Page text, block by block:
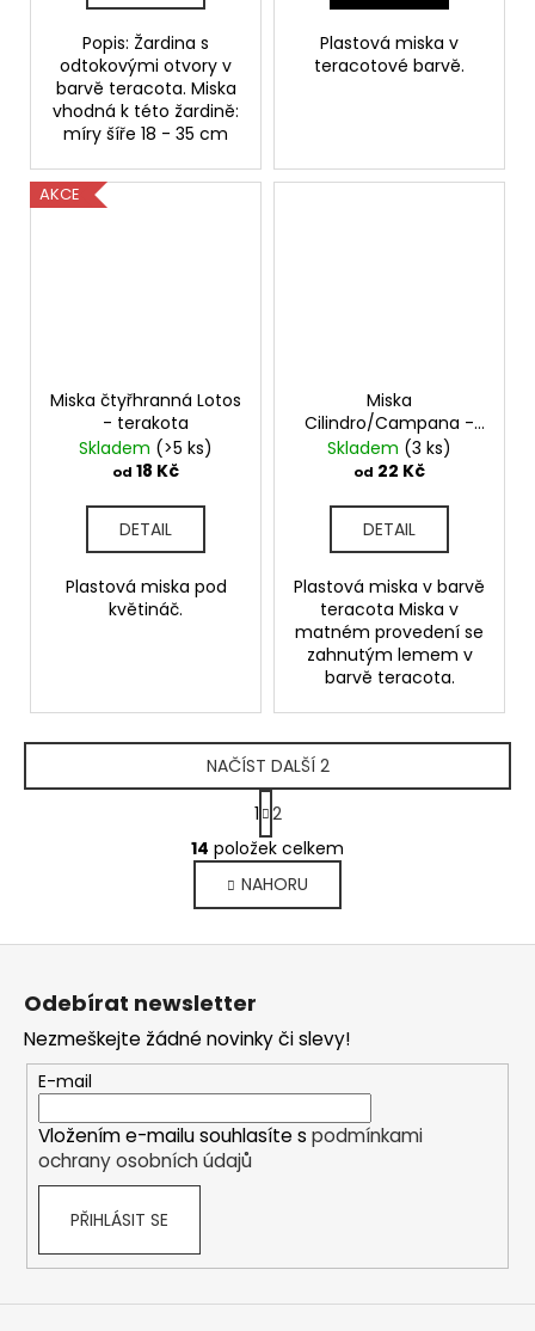
Popis: Žardina s
odtokovými otvory v
barvě teracota. Miska
vhodná k této žardině:
míry šíře 18 - 35 cm
Plastová miska v
teracotové barvě.
AKCE
Miska čtyřhranná Lotos
- terakota
Skladem (>5 ks)
od 18 Kč
DETAIL
Plastová miska pod
květináč.
Miska
Cilindro/Campana -
terakota
Skladem (3 ks)
od 22 Kč
DETAIL
Plastová miska v barvě
teracota Miska v
matném provedení se
zahnutým lemem v
barvě teracota.
O
v
l
á
d
p
r
v
k
y
u
NAČÍST DALŠÍ 2
S
t
r
á
n
k
o
í
1 2
14 položek celkem
NAHORU
Odebírat newsletter
Nezmeškejte žádné novinky či slevy!
E-mail
Vložením e-mailu souhlasíte s podmínkami
ochrany osobních údajů
PŘIHLÁSIT SE